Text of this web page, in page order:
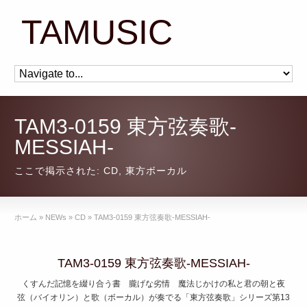
TAMUSIC
TAM3-0159 東方弦奏歌-
MESSIAH-
ここで掲示された:CD ,東方ボーカル
ホーム » NEWs » CD » TAM3-0159 東方弦奏歌-MESSIAH-
TAM3-0159 東方弦奏歌-MESSIAH-
くすんだ記憶を綴り合う書 朧げな劣情 魔法じかけの私と君の朝と夜
弦（バイオリン）と歌（ボーカル）が奏でる「東方弦奏歌」シリーズ第13